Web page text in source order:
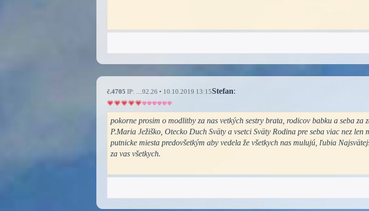
č.4705 IP: ....92.26 • 10.10.2019 13:15Stefan:
pokorne prosim o modlitby za nas vetkých sestry brata, rodicov babku a seba za
P.Maria Ježiško, Otecko Duch Sväty a vsetci Sväty Rodina pre seba viac nez
putnicke miesta predovšetkým aby vedela že všetkych nas mulujú, ľubia
za vas všetkych.